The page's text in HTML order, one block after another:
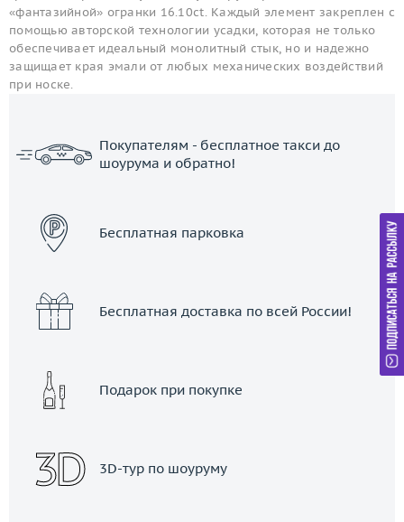
«фантазийной» огранки 16.10ct. Каждый элемент закреплен с
помощью авторской технологии усадки, которая не только
обеспечивает идеальный монолитный стык, но и надежно
защищает края эмали от любых механических воздействий
при носке.
Покупателям - бесплатное такси до
шоурума и обратно!
Бесплатная парковка
Бесплатная доставка по всей России!
Подарок при покупке
3D-тур по шоуруму